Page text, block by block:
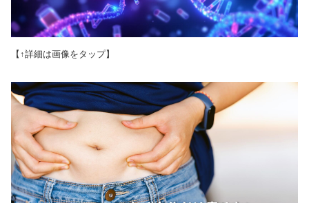
【↑詳細は画像をタップ】